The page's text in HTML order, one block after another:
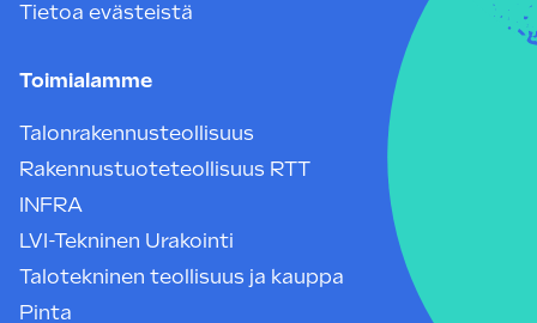
Tietoa evästeistä
Toimialamme
Talonrakennusteollisuus
Rakennustuoteteollisuus RTT
INFRA
LVI-Tekninen Urakointi
Talotekninen teollisuus ja kauppa
Pinta